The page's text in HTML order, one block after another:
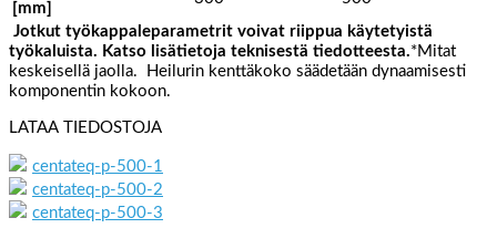
[mm]
Jotkut työkappaleparametrit voivat riippua käytetyistä
työkaluista. Katso lisätietoja teknisestä tiedotteesta.*Mitat
keskeisellä jaolla. Heilurin kenttäkoko säädetään dynaamisesti
komponentin kokoon.
LATAA TIEDOSTOJA
centateq-p-500-1
centateq-p-500-2
centateq-p-500-3